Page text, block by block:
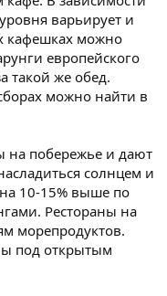
варьирует и
кафешках можно
европейского
такой же обед.
можно найти в
на побережье и дают
солнцем и
10-15% выше по
Рестораны на
морепродуктов.
под открытым